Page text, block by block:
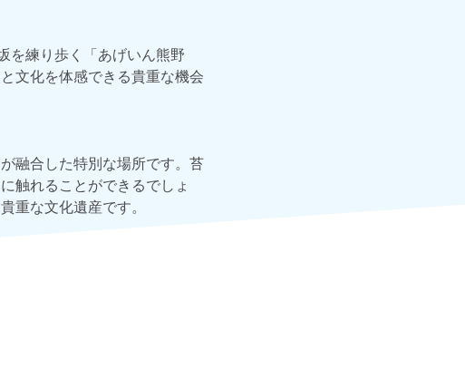
を練り歩く「あげいん熊野
文化を体感できる貴重な機会
融合した特別な場所です。苔
触れることができるでしょ
重な文化遺産です。